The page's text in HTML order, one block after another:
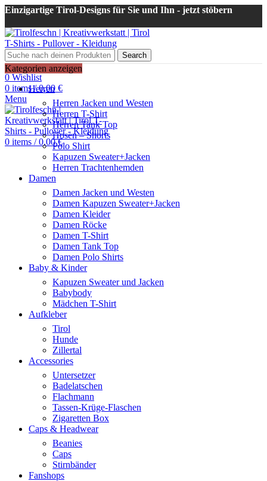
Einzigartige Tirol-Designs für Sie und Ihn - jetzt stöbern
Search
Login / Register
0 Wishlist
0 items / 0,00 €
Menu
0 items / 0,00€
Kategorien anzeigen
Herren
Herren Jacken und Westen
Herren T-Shirt
Herren Tank Top
Hosen – Shorts
Polo Shirt
Kapuzen Sweater+Jacken
Herren Trachtenhemden
Damen
Damen Jacken und Westen
Damen Kapuzen Sweater+Jacken
Damen Kleider
Damen Röcke
Damen T-Shirt
Damen Tank Top
Damen Polo Shirts
Baby & Kinder
Kapuzen Sweater und Jacken
Babybody
Mädchen T-Shirt
Aufkleber
Tirol
Hunde
Zillertal
Accessories
Untersetzer
Badelatschen
Flachmann
Tassen-Krüge-Flaschen
Zigaretten Box
Caps & Headwear
Beanies
Caps
Stirnbänder
Fanshops